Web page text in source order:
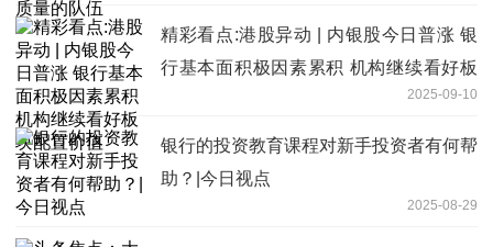
精彩看点:港股异动 | 内银股今日普涨 银
行基本面积极因素累积 机构继续看好板
2025-09-10
银行的投资教育课程对新手投资者有何帮
助？|今日视点
2025-08-29